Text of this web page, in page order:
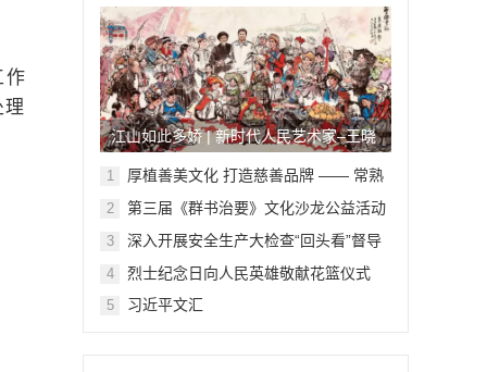
作
江山如此多娇 | 新时代人民艺术家–王晓
鹏
1
厚植善美文化 打造慈善品牌 —— 常熟
举行六个慈善文化教育基地授牌仪式
2
第三届《群书治要》文化沙龙公益活动
在北京顺利举行
3
深入开展安全生产大检查“回头看”督导
检查
4 烈士纪念日向人民英雄敬献花篮仪式
5 习近平文汇